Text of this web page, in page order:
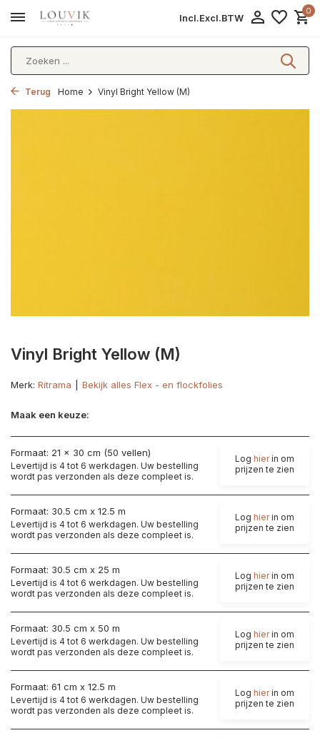
Incl.Excl.BTW
0
Terug Home Vinyl Bright Yellow (M)
Vinyl Bright Yellow (M)
Merk: Ritrama Bekijk alles Flex - en flockfolies
Maak een keuze:
Formaat: 21 x 30 cm (50 vellen)
Levertijd is 4 tot 6 werkdagen. Uw bestelling
wordt pas verzonden als deze compleet is.
Log hierin om
prijzen te zien
Formaat: 30.5 cm x 12.5 m
Levertijd is 4 tot 6 werkdagen. Uw bestelling
wordt pas verzonden als deze compleet is.
Log hierin om
prijzen te zien
Formaat: 30.5 cm x 25 m
Levertijd is 4 tot 6 werkdagen. Uw bestelling
wordt pas verzonden als deze compleet is.
Log hierin om
prijzen te zien
Formaat: 30.5 cm x 50 m
Levertijd is 4 tot 6 werkdagen. Uw bestelling
wordt pas verzonden als deze compleet is.
Log hierin om
prijzen te zien
Formaat: 61 cm x 12.5 m
Levertijd is 4 tot 6 werkdagen. Uw bestelling
wordt pas verzonden als deze compleet is.
Log hierin om
prijzen te zien